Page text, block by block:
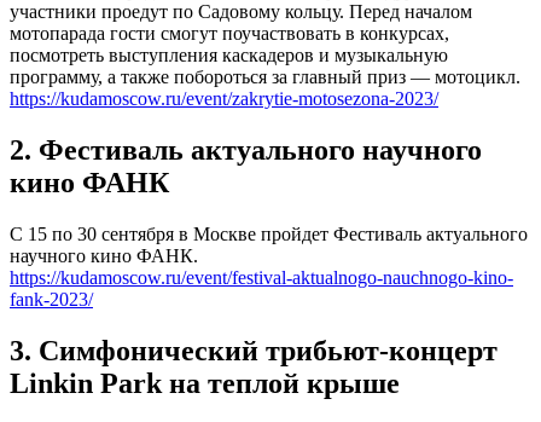
участники проедут по Садовому кольцу. Перед началом
мотопарада гости смогут поучаствовать в конкурсах,
посмотреть выступления каскадеров и музыкальную
программу, а также побороться за главный приз — мотоцикл.
https://kudamoscow.ru/event/zakrytie-motosezona-2023/
2. Фестиваль актуального научного
кино ФАНК
С 15 по 30 сентября в Москве пройдет Фестиваль актуального
научного кино ФАНК.
https://kudamoscow.ru/event/festival-aktualnogo-nauchnogo-kino-
fank-2023/
3. Симфонический трибьют-концерт
Linkin Park на теплой крыше